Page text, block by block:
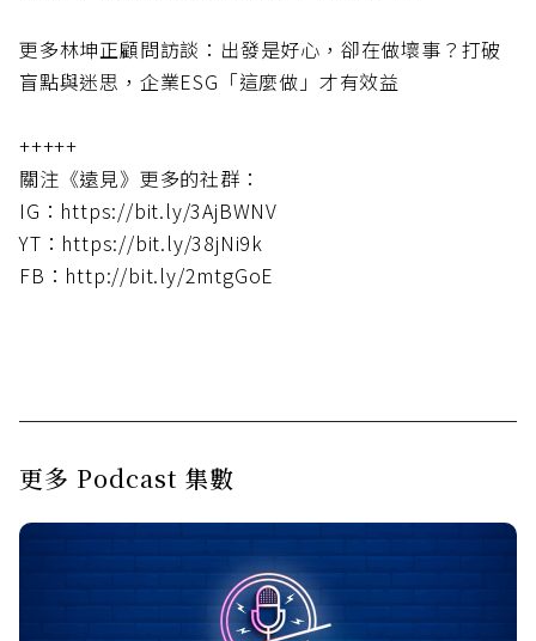
更多林坤正顧問訪談：出發是好心，卻在做壞事？打破
盲點與迷思，企業ESG「這麼做」才有效益
+++++
關注《遠見》更多的社群：
IG：https://bit.ly/3AjBWNV
YT：https://bit.ly/38jNi9k
FB：http://bit.ly/2mtgGoE
更多 Podcast 集數